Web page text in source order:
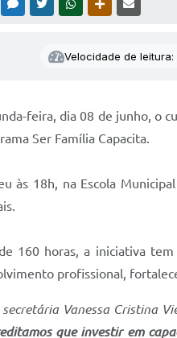
MESSENGER
TWITTERWHATSAPPOUTRAS MÍDIAS
Velocidade de leitura:
feira, dia 08 de junho, o
Ser Família Capacita.
às 18h, na Escola
160 horas, a iniciativa
profissional,
Vanessa Cristina
que investir em